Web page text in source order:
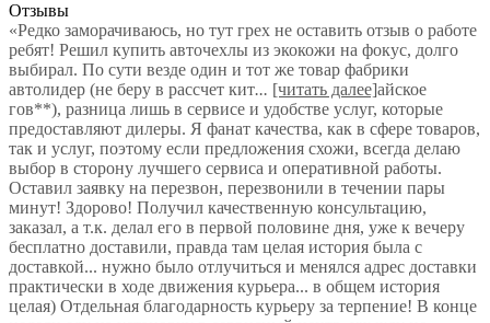
Отзывы
«Редко заморачиваюсь, но тут грех не оставить отзыв о работе
ребят! Решил купить авточехлы из экокожи на фокус, долго
выбирал. По сути везде один и тот же товар фабрики
автолидер (не беру в рассчет кит... [читать далее]айское
гов**), разница лишь в сервисе и удобстве услуг, которые
предоставляют дилеры. Я фанат качества, как в сфере товаров,
так и услуг, поэтому если предложения схожи, всегда делаю
выбор в сторону лучшего сервиса и оперативной работы.
Оставил заявку на перезвон, перезвонили в течении пары
минут! Здорово! Получил качественную консультацию,
заказал, а т.к. делал его в первой половине дня, уже к вечеру
бесплатно доставили, правда там целая история была с
доставкой... нужно было отлучиться и менялся адрес доставки
практически в ходе движения курьера... в общем история
целая) Отдельная благодарность курьеру за терпение! В конце